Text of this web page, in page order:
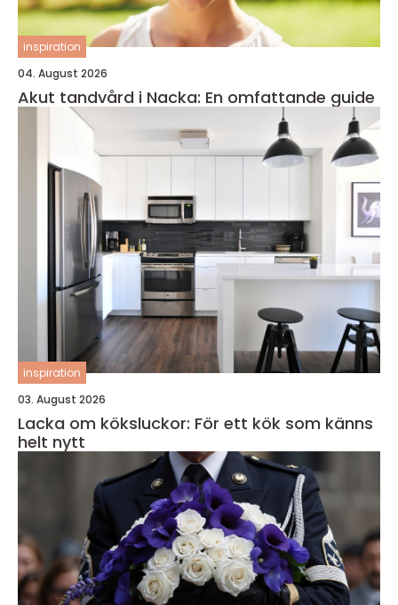
inspiration
04. August 2026
Akut tandvård i Nacka: En omfattande guide
inspiration
03. August 2026
Lacka om köksluckor: För ett kök som känns
helt nytt